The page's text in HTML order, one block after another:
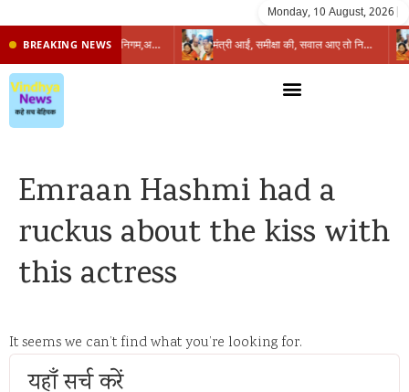
Monday, 10 August, 2026
BREAKING NEWS प्रभारी मंत्री के निशाने पर नगर निगम,अफसरों को 10 दिन का अल्टीमेटम,नहीं होगी कार्रवाई, महापौर-आयुक्त के बीच सौहार्दहीनता पर मंत्री ने उठाए सवाल मंत्री आईं, समीक्षा की, सवाल आए तो निकल गईं – खाली जयंत चौंकीं पर नहीं दिया जवाब
Emraan Hashmi had a
ruckus about the kiss with
this actress
It seems we can’t find what you’re looking for.
यहाँ सर्च करें